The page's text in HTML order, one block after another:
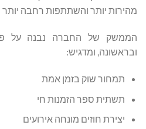
מהירות יותר והשתתפות רחבה יותר
הממשק של החברה נבנה על
ובראשונה, ומדגיש:
תמחור שוק בזמן אמת
תשתית ספר הזמנות חי
יצירת חוזים מונחה אירועים